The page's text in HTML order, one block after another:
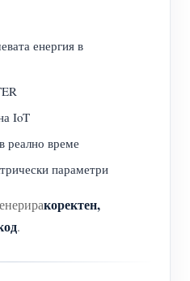
енергия в
IoT
реално време
параметри
коректен,
.